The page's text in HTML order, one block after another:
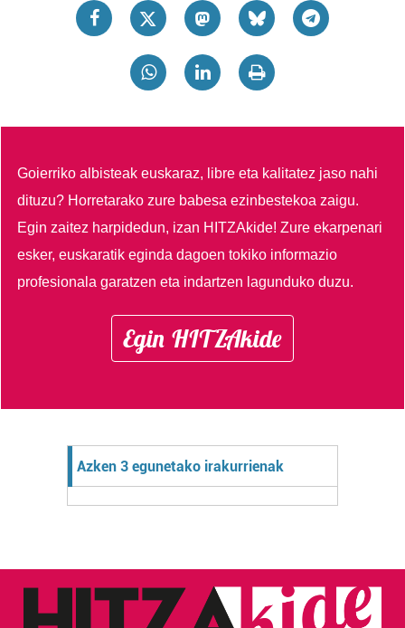
Goierriko albisteak euskaraz, libre eta kalitatez jaso nahi
dituzu? Horretarako zure babesa ezinbestekoa zaigu.
Egin zaitez harpidedun, izan HITZAkide!Zure ekarpenari
esker, euskaratik eginda dagoen tokiko informazio
profesionala garatzen eta indartzen lagunduko duzu.
Egin HITZAkide
Azken 3 egunetako irakurrienak